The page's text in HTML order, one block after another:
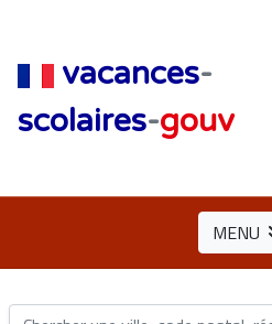
vacances-
scolaires-gouv
MENU